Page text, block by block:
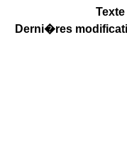
Derni�res